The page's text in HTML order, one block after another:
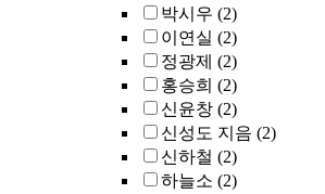
박시우 (2)
이연실 (2)
정광제 (2)
홍승희 (2)
신윤창 (2)
신성도 지음 (2)
신하철 (2)
하늘소 (2)